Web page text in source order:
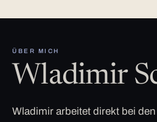
ÜBER MICH
Wladimir
Wladimir arbeitet direkt bei